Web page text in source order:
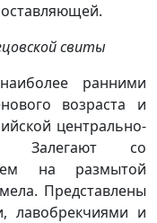
свиты
ранними
возраста и
центрально-
Залегают со
на размытой
Представлены
лавобрекчиями и